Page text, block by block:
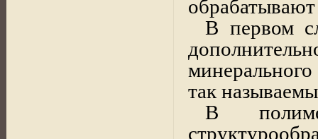
В первом
так
В